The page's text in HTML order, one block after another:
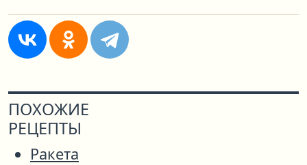
ПОХОЖИЕ
РЕЦЕПТЫ
Ракета